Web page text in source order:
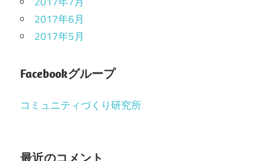
2017年6月
2017年5月
Facebookグループ
コミュニティづくり研究所
最近のコメント